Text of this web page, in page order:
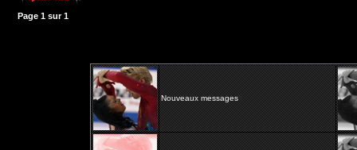
Page 1 sur1
Nouveaux messages